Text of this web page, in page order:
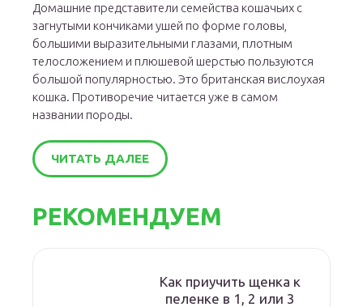
Домашние представители семейства кошачьих с
загнутыми кончиками ушей по форме головы,
большими выразительными глазами, плотным
телосложением и плюшевой шерстью пользуются
большой популярностью. Это британская вислоухая
кошка. Противоречие читается уже в самом
названии породы.
ЧИТАТЬ ДАЛЕЕ
РЕКОМЕНДУЕМ
Как приучить щенка к
пеленке в 1, 2 или 3